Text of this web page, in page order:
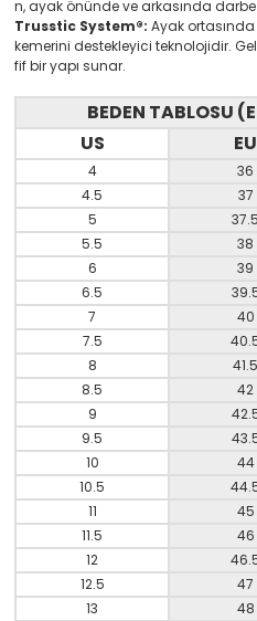
n, ayak önünde ve arkasında
Trusstic System®: Ayak
kemerini destekleyici teknolojidir.
fif bir yapı sunar.
BEDEN TABLOSU
US
EU
4 36
4.5
37
5
37.5
5.5
38
6
39
6.5
7
40
7.5
8
41.5
8.5
42
9
9.5
10
44
10.5
11
45
11.5
46
12
12.5
47
13
48